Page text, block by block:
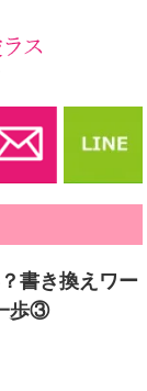
書き換えワー
歩③